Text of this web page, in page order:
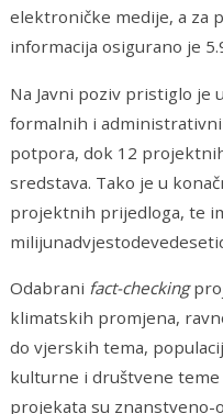
elektroničke medije, a za
informacija osigurano je
Na Javni poziv pristiglo je
formalnih i
potpora, dok 12
sredstava. Tako je u
projektnih prijedloga, te
Odabrani fact-checking
klimatskih promjena,
do vjerskih tema,
kulturne i društvene teme
projekata su